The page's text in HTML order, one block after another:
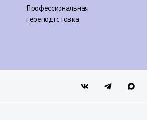
Профессиональная
переподготовка